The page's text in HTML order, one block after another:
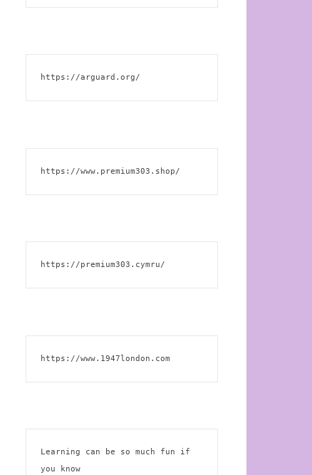
https://arguard.org/
https://www.premium303.shop/
https://premium303.cymru/
https://www.1947london.com
Learning can be so much fun if